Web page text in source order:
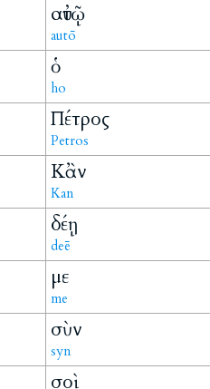
αὐτῷ
autō
ὁ
ho
Πέτρος
Petros
Κἂν
Kan
δέῃ
deē
με
me
σὺν
syn
σοὶ